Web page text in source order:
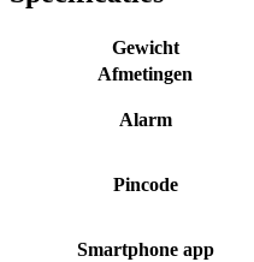
Gewicht
Afmetingen
Alarm
Pincode
Smartphone app